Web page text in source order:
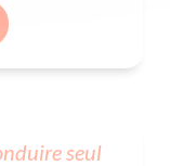
seul